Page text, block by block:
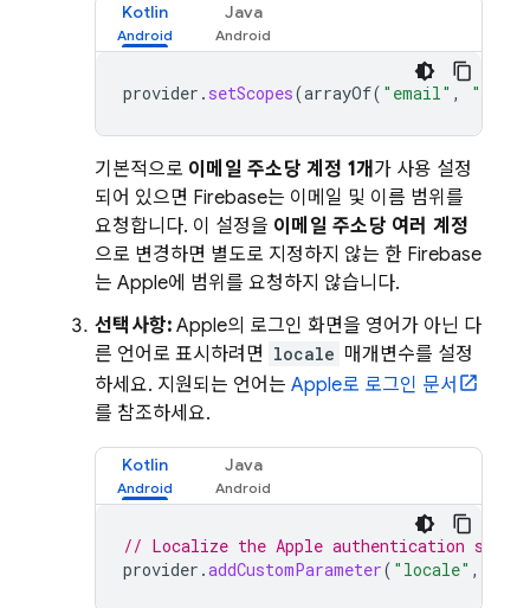
Kotlin Java
provider . setScopes(arrayOf( "email" , "name"
기본적으로 이메일 주소당 계정 1개 가 사용 설정
되어 있으면 Firebase는 이메일 및 이름 범위를
요청합니다. 이 설정을 이메일 주소당 여러 계정
으로 변경하면 별도로 지정하지 않는 한 Firebase
는 Apple에 범위를 요청하지 않습니다.
선택사항: Apple의 로그인 화면을 영어가 아닌 다
른 언어로 표시하려면 locale 매개변수를 설정
하세요. 지원되는 언어는 Apple로 로그인 문서
를 참조하세요.
Kotlin Java
// Localize the Apple authentication
provider .addCustomParameter( "locale" ,